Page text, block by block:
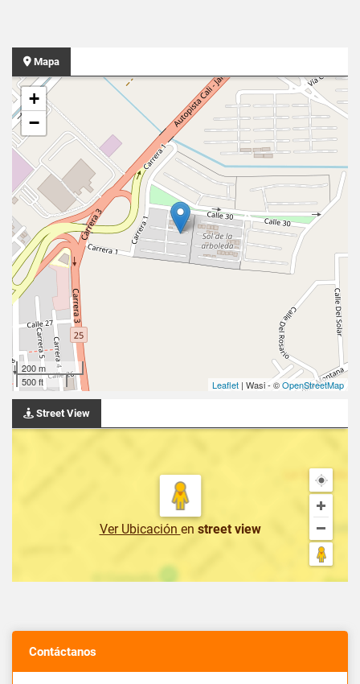
Mapa
+
−
200 m
500 ft
Leaflet | Wasi - ©OpenStreetMap
Street View
Ver Ubicación en street view
Contáctanos